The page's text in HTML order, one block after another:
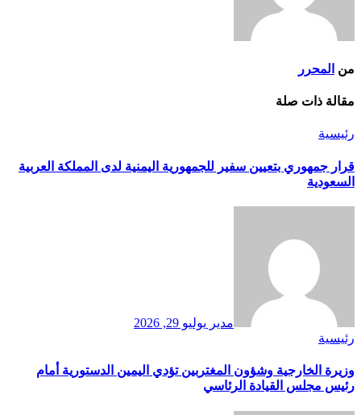
من المحرر
مقالة ذات صلة
رئيسية
قرار جمهوري بتعيين سفير للجمهورية اليمنية لدى المملكة العربية
السعودية
مدير يوليو 29, 2026
رئيسية
وزيرة الخارجية وشؤون المغتربين تؤدي اليمين الدستورية أمام
رئيس مجلس القيادة الرئاسي